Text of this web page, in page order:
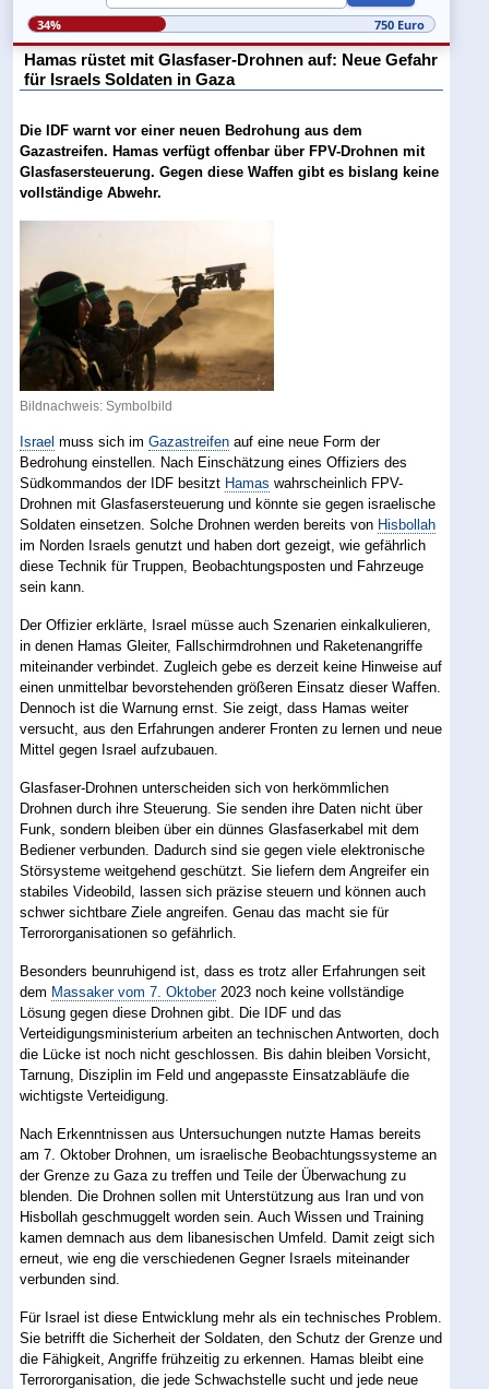
34% 750 Euro
Hamas rüstet mit Glasfaser-Drohnen auf: Neue Gefahr
für Israels Soldaten in Gaza
Die IDF warnt vor einer neuen Bedrohung aus dem
Gazastreifen. Hamas verfügt offenbar über FPV-Drohnen mit
Glasfasersteuerung. Gegen diese Waffen gibt es bislang keine
vollständige Abwehr.
Bildnachweis: Symbolbild
Israel muss sich imGazastreifen auf eine neue Form der
Bedrohung einstellen. Nach Einschätzung eines Offiziers des
Südkommandos der IDF besitzt Hamas wahrscheinlich FPV-
Drohnen mit Glasfasersteuerung und könnte sie gegen israelische
Soldaten einsetzen. Solche Drohnen werden bereits von Hisbollah
im Norden Israels genutzt und haben dort gezeigt, wie gefährlich
diese Technik für Truppen, Beobachtungsposten und Fahrzeuge
sein kann.
Der Offizier erklärte, Israel müsse auch Szenarien einkalkulieren,
in denen Hamas Gleiter, Fallschirmdrohnen und Raketenangriffe
miteinander verbindet. Zugleich gebe es derzeit keine Hinweise auf
einen unmittelbar bevorstehenden größeren Einsatz dieser Waffen.
Dennoch ist die Warnung ernst. Sie zeigt, dass Hamas weiter
versucht, aus den Erfahrungen anderer Fronten zu lernen und neue
Mittel gegen Israel aufzubauen.
Glasfaser-Drohnen unterscheiden sich von herkömmlichen
Drohnen durch ihre Steuerung. Sie senden ihre Daten nicht über
Funk, sondern bleiben über ein dünnes Glasfaserkabel mit dem
Bediener verbunden. Dadurch sind sie gegen viele elektronische
Störsysteme weitgehend geschützt. Sie liefern dem Angreifer ein
stabiles Videobild, lassen sich präzise steuern und können auch
schwer sichtbare Ziele angreifen. Genau das macht sie für
Terrororganisationen so gefährlich.
Besonders beunruhigend ist, dass es trotz aller Erfahrungen seit
dem Massaker vom 7. Oktober2023 noch keine vollständige
Lösung gegen diese Drohnen gibt. Die IDF und das
Verteidigungsministerium arbeiten an technischen Antworten, doch
die Lücke ist noch nicht geschlossen. Bis dahin bleiben Vorsicht,
Tarnung, Disziplin im Feld und angepasste Einsatzabläufe die
wichtigste Verteidigung.
Nach Erkenntnissen aus Untersuchungen nutzte Hamas bereits
am 7. Oktober Drohnen, um israelische Beobachtungssysteme an
der Grenze zu Gaza zu treffen und Teile der Überwachung zu
blenden. Die Drohnen sollen mit Unterstützung aus Iran und von
Hisbollah geschmuggelt worden sein. Auch Wissen und Training
kamen demnach aus dem libanesischen Umfeld. Damit zeigt sich
erneut, wie eng die verschiedenen Gegner Israels miteinander
verbunden sind.
Für Israel ist diese Entwicklung mehr als ein technisches Problem.
Sie betrifft die Sicherheit der Soldaten, den Schutz der Grenze und
die Fähigkeit, Angriffe frühzeitig zu erkennen. Hamas bleibt eine
Terrororganisation, die jede Schwachstelle sucht und jede neue